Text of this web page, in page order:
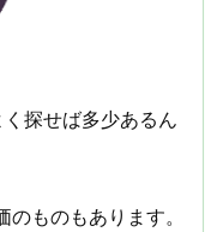
探せば多少あるん
のものもあります。